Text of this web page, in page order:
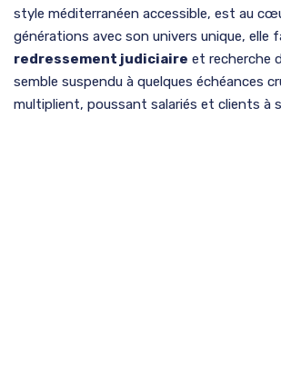
style méditerranéen accessible, est au
générations avec son univers unique, elle
redressement judiciaire et recherche
semble suspendu à quelques échéances
multiplient, poussant salariés et clients à